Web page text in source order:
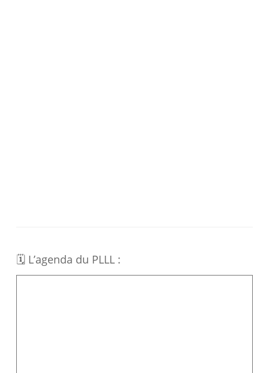
🗓 L’agenda du PLLL :